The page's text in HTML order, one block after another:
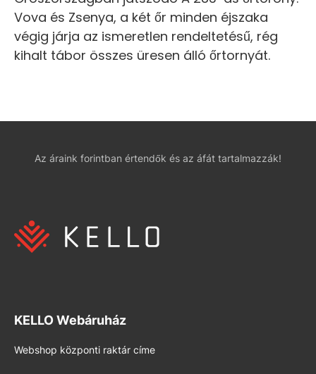
Vova és Zsenya, a két őr minden éjszaka
végig járja az ismeretlen rendeltetésű, rég
kihalt tábor összes üresen álló őrtornyát.
Az áraink forintban értendők és az áfát tartalmazzák!
KELLO Webáruház
Webshop központi raktár címe